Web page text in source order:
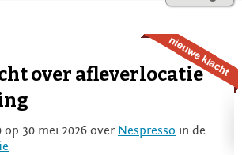
over afleverlocatie
op 30 mei 2026 over Nespresso in de